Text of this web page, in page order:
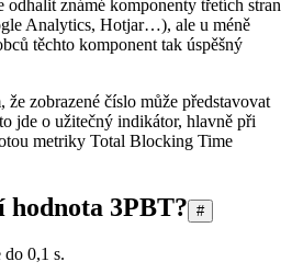
odhalit známé komponenty třetích stran
Analytics, Hotjar…), ale u méně
těchto komponent tak úspěšný
že zobrazené číslo může představovat
jde o užitečný indikátor, hlavně při
metriky Total Blocking Time
3PBT? #
0,1 s.